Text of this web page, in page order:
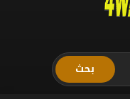
بحث